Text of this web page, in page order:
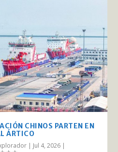
CHINOS PARTEN EN
ÁRTICO
| Jul 4, 2026 |